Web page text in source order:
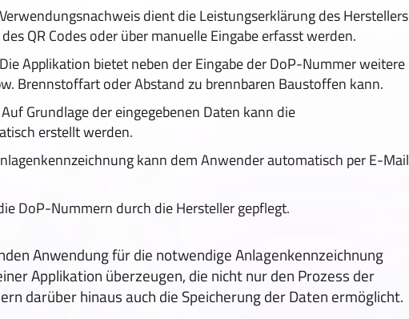
dient die Leistungserklärung des Herstellers
QR Codes oder über manuelle Eingabe erfasst werden.
Applikation bietet neben der Eingabe der DoP-Nummer weitere
Brennstoffart oder Abstand zu brennbaren Baustoffen kann.
Grundlage der eingegebenen Daten kann die
erstellt werden.
kann dem Anwender automatisch per E-Mail
DoP-Nummern durch die Hersteller gepflegt.
Anwendung für die notwendige Anlagenkennzeichnung
Applikation überzeugen, die nicht nur den Prozess der
darüber hinaus auch die Speicherung der Daten ermöglicht.